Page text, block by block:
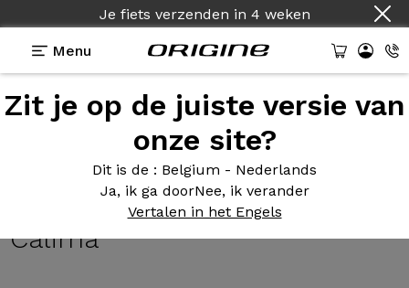
Je fiets verzenden in 4 weken
Menu
Zit je op de juiste versie van
onze site?
Dit is de : Belgium - Nederlands
Ja, ik ga doorNee, ik verander
Vertalen in het Engels
Getuigenissen>Tuxedo Evo 3 - Shimano 105 R7000
- Roues Campagnolo Calima
Tuxedo Evo 3 - Shimano 105
R7000 - Roues Campagnolo
Calima